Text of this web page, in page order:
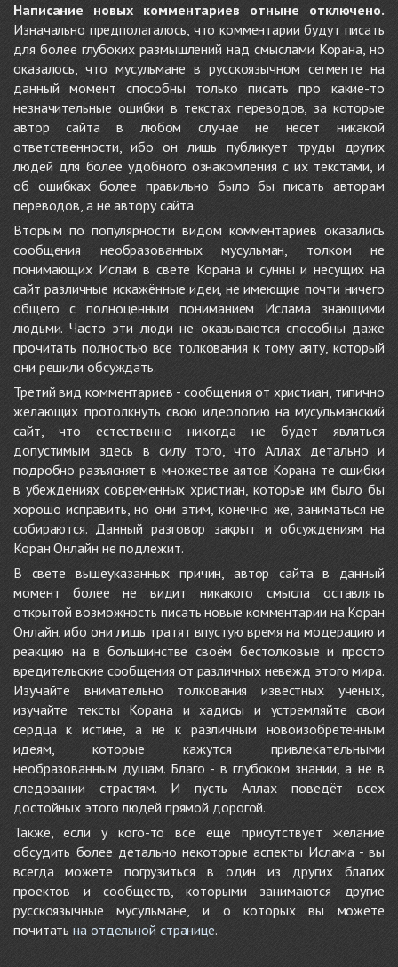
Написание новых комментариев отныне отключено.
Изначально предполагалось, что комментарии будут писать
для более глубоких размышлений над смыслами Корана, но
оказалось, что мусульмане в русскоязычном сегменте на
данный момент способны только писать про какие-то
незначительные ошибки в текстах переводов, за которые
автор сайта в любом случае не несёт никакой
ответственности, ибо он лишь публикует труды других
людей для более удобного ознакомления с их текстами, и
об ошибках более правильно было бы писать авторам
переводов, а не автору сайта.
Вторым по популярности видом комментариев оказались
сообщения необразованных мусульман, толком не
понимающих Ислам в свете Корана и сунны и несущих на
сайт различные искажённые идеи, не имеющие почти ничего
общего с полноценным пониманием Ислама знающими
людьми. Часто эти люди не оказываются способны даже
прочитать полностью все толкования к тому аяту, который
они решили обсуждать.
Третий вид комментариев - сообщения от христиан, типично
желающих протолкнуть свою идеологию на мусульманский
сайт, что естественно никогда не будет являться
допустимым здесь в силу того, что Аллах детально и
подробно разъясняет в множестве аятов Корана те ошибки
в убеждениях современных христиан, которые им было бы
хорошо исправить, но они этим, конечно же, заниматься не
собираются. Данный разговор закрыт и обсуждениям на
Коран Онлайн не подлежит.
В свете вышеуказанных причин, автор сайта в данный
момент более не видит никакого смысла оставлять
открытой возможность писать новые комментарии на Коран
Онлайн, ибо они лишь тратят впустую время на модерацию и
реакцию на в большинстве своём бестолковые и просто
вредительские сообщения от различных невежд этого мира.
Изучайте внимательно толкования известных учёных,
изучайте тексты Корана и хадисы и устремляйте свои
сердца к истине, а не к различным новоизобретённым
идеям, которые кажутся привлекательными
необразованным душам. Благо - в глубоком знании, а не в
следовании страстям. И пусть Аллах поведёт всех
достойных этого людей прямой дорогой.
Также, если у кого-то всё ещё присутствует желание
обсудить более детально некоторые аспекты Ислама - вы
всегда можете погрузиться в один из других благих
проектов и сообществ, которыми занимаются другие
русскоязычные мусульмане, и о которых вы можете
почитатьна отдельной странице.